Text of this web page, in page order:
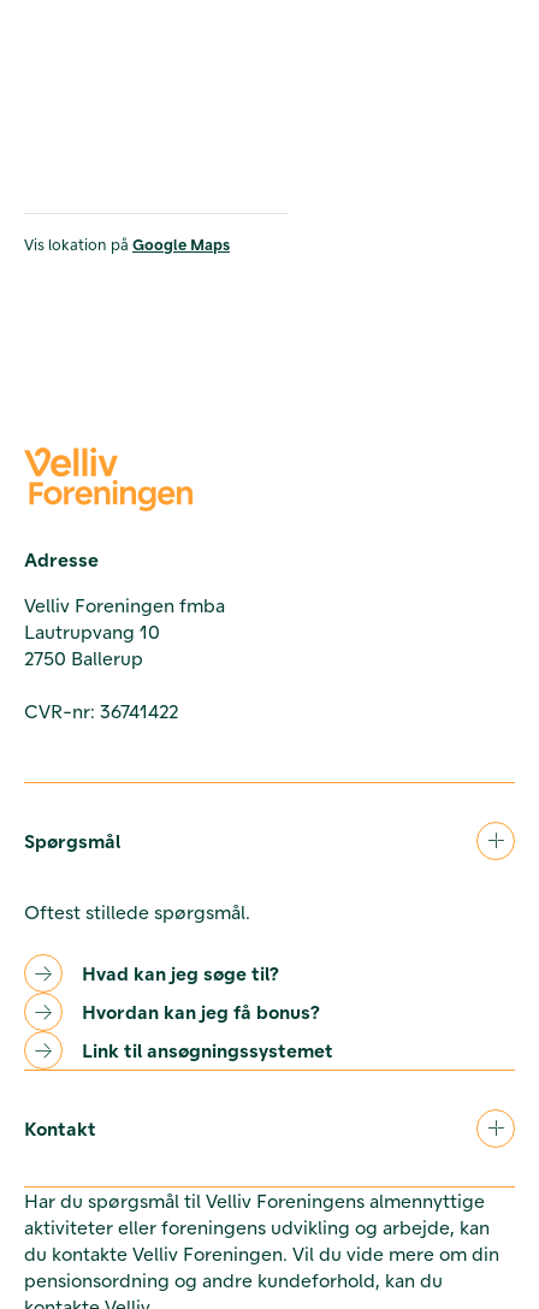
Vis lokation på Google Maps
Adresse
Velliv Foreningen fmba
Lautrupvang 10
2750 Ballerup
CVR-nr: 36741422
Spørgsmål
Oftest stillede spørgsmål.
Hvad kan jeg søge til?
Hvordan kan jeg få bonus?
Link til ansøgningssystemet
Kontakt
Har du spørgsmål til Velliv Foreningens almennyttige
aktiviteter eller foreningens udvikling og arbejde, kan
du kontakte Velliv Foreningen. Vil du vide mere om din
pensionsordning og andre kundeforhold, kan du